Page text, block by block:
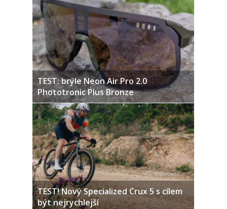
TEST: brýle Neon Air Pro 2.0
Phototronic Plus Bronze
TEST! Nový Specialized Crux 5 s cílem
být nejrychlejší